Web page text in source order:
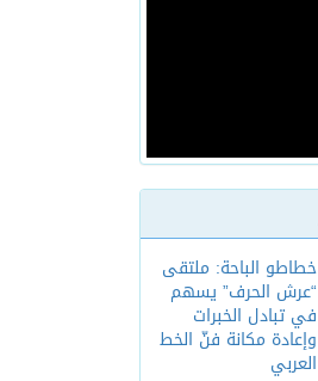
خطاطو الباحة: ملتقى
“عرش الحرف” يسهم
في تبادل الخبرات
وإعادة مكانة فنّ الخط
العربي